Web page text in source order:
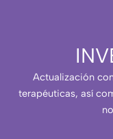
Actualización
terapéuticas, así